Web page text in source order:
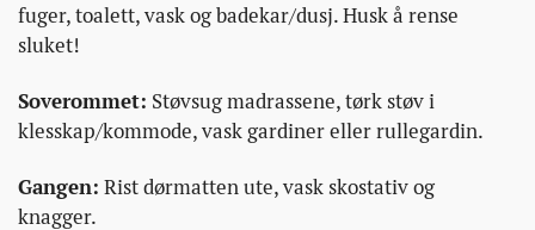
fuger, toalett, vask og badekar/dusj. Husk å rense
sluket!
Soverommet: Støvsug madrassene, tørk støv i
klesskap/kommode, vask gardiner eller rullegardin.
Gangen: Rist dørmatten ute, vask skostativ og
knagger.